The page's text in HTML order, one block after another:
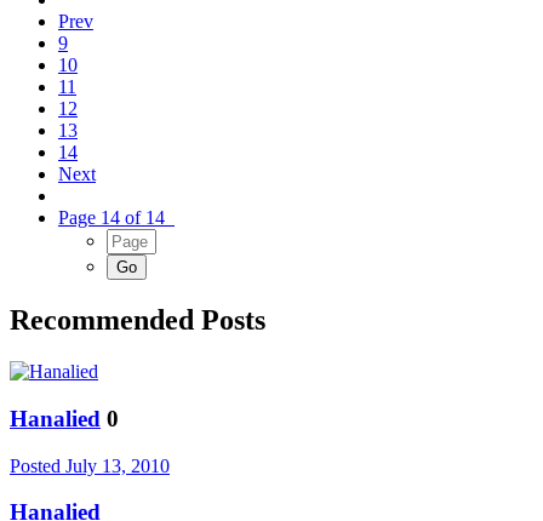
Prev
9
10
11
12
13
14
Next
Page 14 of 14
Recommended Posts
Hanalied 0
Posted July 13, 2010
Hanalied